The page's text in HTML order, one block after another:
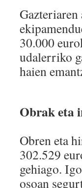
30.000
udalerriko
haien
Obrak
Obren eta
302.529
gehiago.
osoan